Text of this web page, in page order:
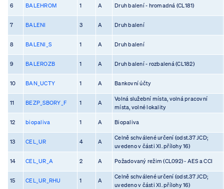
6 BALEHROM 1 A Druh balení - hromadná (CL181)
7 BALENI 3 A Druh balení
8 BALENI_S 1 A Druh balení
9 BALEROZB 1 A Druh balení - rozbalená (CL182)
10 BAN_UCTY 1 A Bankovní účty
11 BEZP_SBORY_F 1 A
Volná služební místa, volná pracovní
místa, volné lokality
12 biopaliva 1 A Biopaliva
13 CEL_UR 4 A
Celně schválené určení (odst.37 JCD;
uvedeno v části XI. přílohy 16)
14 CEL_UR_A 2 A Požadovaný režim (CL092) - AES a CCI
15 CEL_UR_RHU 1 A
Celně schválené určení (odst.37 JCD;
uvedeno v části XI. přílohy 16)